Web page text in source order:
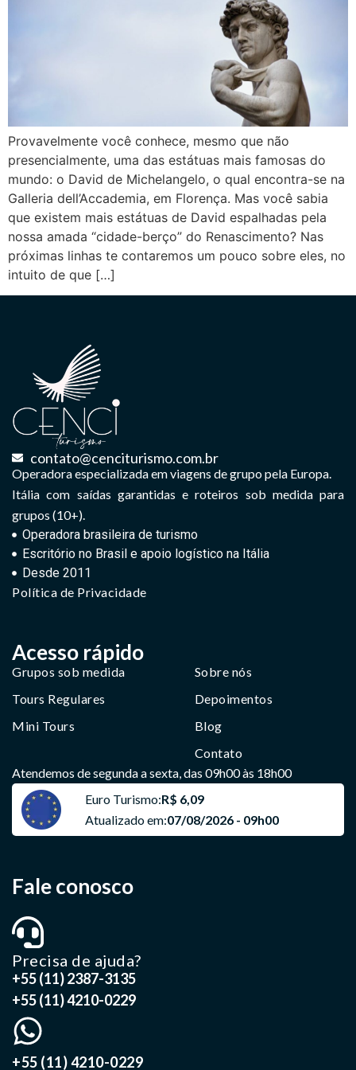
Provavelmente você conhece, mesmo que não
presencialmente, uma das estátuas mais famosas do
mundo: o David de Michelangelo, o qual encontra-se na
Galleria dell’Accademia, em Florença. Mas você sabia
que existem mais estátuas de David espalhadas pela
nossa amada “cidade-berço” do Renascimento? Nas
próximas linhas te contaremos um pouco sobre eles, no
intuito de que […]
contato@cenciturismo.com.br
Operadora especializada em viagens de grupo pela Europa.
Itália com saídas garantidas e roteiros sob medida para
grupos (10+).
Operadora brasileira de turismo
Escritório no Brasil e apoio logístico na Itália
Desde 2011
Política de Privacidade
Acesso rápido
Grupos sob medida
Tours Regulares
Mini Tours
Sobre nós
Depoimentos
Blog
Contato
Atendemos de segunda a sexta, das 09h00 às 18h00
Euro Turismo:R$ 6,09
Atualizado em:07/08/2026 - 09h00
Fale conosco
Precisa de ajuda?
+55 (11) 2387-3135
+55 (11) 4210-0229
+55 (11) 4210-0229